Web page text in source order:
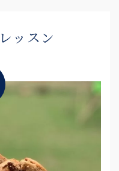
ッスン